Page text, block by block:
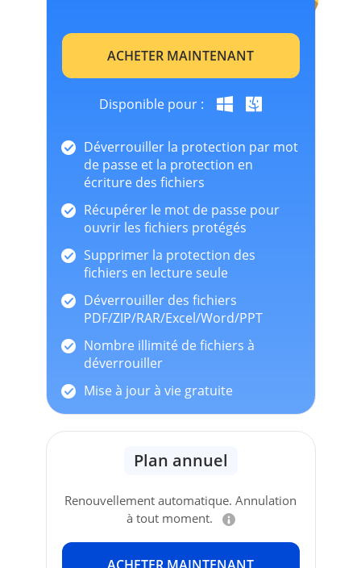
ACHETER MAINTENANT
Disponible pour :
Déverrouiller la protection par mot
de passe et la protection en
écriture des fichiers
Récupérer le mot de passe pour
ouvrir les fichiers protégés
Supprimer la protection des
fichiers en lecture seule
Déverrouiller des fichiers
PDF/ZIP/RAR/Excel/Word/PPT
Nombre illimité de fichiers à
déverrouiller
Mise à jour à vie gratuite
Plan annuel
Renouvellement automatique. Annulation
à tout moment.